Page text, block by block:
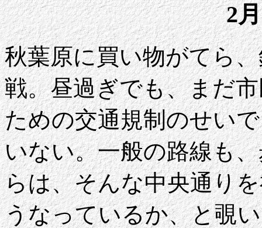
2
秋葉原に買い物がてら
戦。昼過ぎでも、まだ
ための交通規制のせい
いない。一般の路線も
らは、そんな中央通り
うなっているか、と覗